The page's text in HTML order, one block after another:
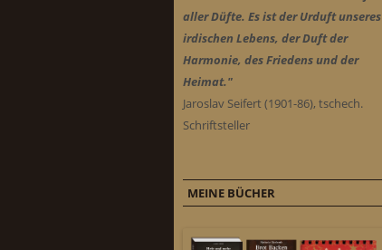
aller Düfte. Es ist der Urduft unseres
irdischen Lebens, der Duft der
Harmonie, des Friedens und der
Heimat."
Jaroslav Seifert (1901-86), tschech.
Schriftsteller
MEINE BÜCHER